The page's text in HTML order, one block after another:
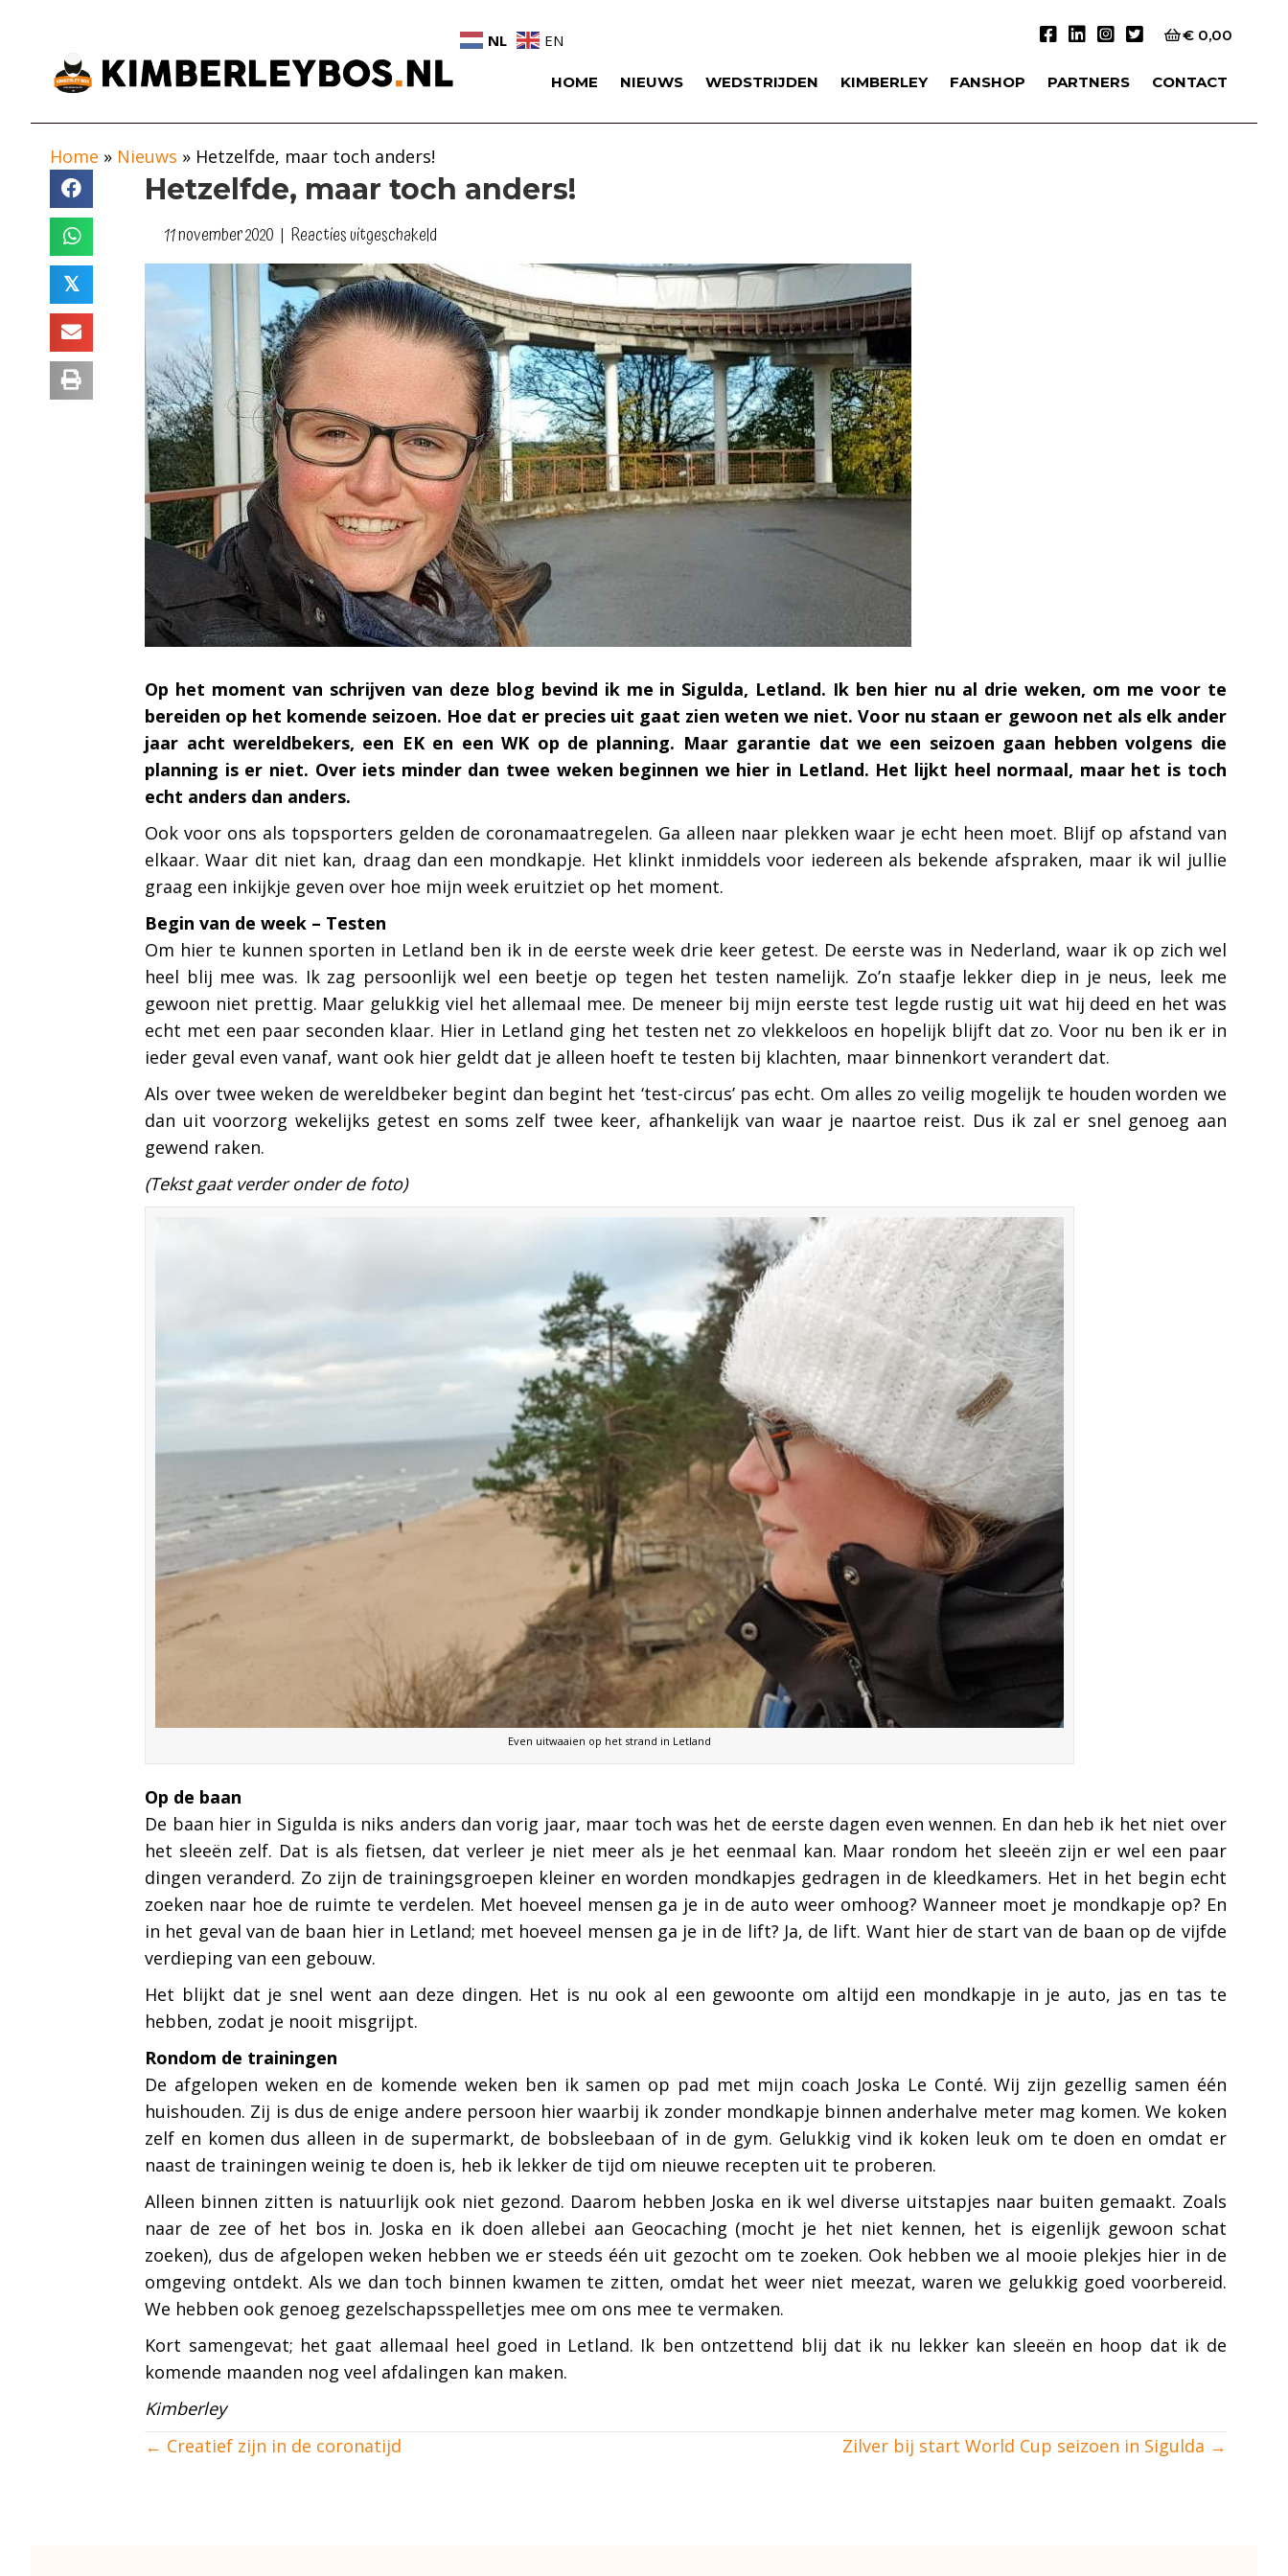
NL EN € 0,00
HOME NIEUWS WEDSTRIJDEN KIMBERLEY FANSHOP PARTNERS CONTACT
Home » Nieuws » Hetzelfde, maar toch anders!
𝕏
Hetzelfde, maar toch anders!
11 november 2020 | Reacties uitgeschakeld
Hetzelfde,
maar
toch
anders!
Op het moment van schrijven van deze blog bevind ik me in Sigulda, Letland. Ik ben hier nu al drie weken, om me voor te
bereiden op het komende seizoen. Hoe dat er precies uit gaat zien weten we niet. Voor nu staan er gewoon net als elk ander
jaar acht wereldbekers, een EK en een WK op de planning. Maar garantie dat we een seizoen gaan hebben volgens die
planning is er niet. Over iets minder dan twee weken beginnen we hier in Letland. Het lijkt heel normaal, maar het is toch
echt anders dan anders.
Ook voor ons als topsporters gelden de coronamaatregelen. Ga alleen naar plekken waar je echt heen moet. Blijf op afstand van
elkaar. Waar dit niet kan, draag dan een mondkapje. Het klinkt inmiddels voor iedereen als bekende afspraken, maar ik wil jullie
graag een inkijkje geven over hoe mijn week eruitziet op het moment.
Begin van de week – Testen
Om hier te kunnen sporten in Letland ben ik in de eerste week drie keer getest. De eerste was in Nederland, waar ik op zich wel
heel blij mee was. Ik zag persoonlijk wel een beetje op tegen het testen namelijk. Zo’n staafje lekker diep in je neus, leek me
gewoon niet prettig. Maar gelukkig viel het allemaal mee. De meneer bij mijn eerste test legde rustig uit wat hij deed en het was
echt met een paar seconden klaar. Hier in Letland ging het testen net zo vlekkeloos en hopelijk blijft dat zo. Voor nu ben ik er in
ieder geval even vanaf, want ook hier geldt dat je alleen hoeft te testen bij klachten, maar binnenkort verandert dat.
Als over twee weken de wereldbeker begint dan begint het ‘test-circus’ pas echt. Om alles zo veilig mogelijk te houden worden we
dan uit voorzorg wekelijks getest en soms zelf twee keer, afhankelijk van waar je naartoe reist. Dus ik zal er snel genoeg aan
gewend raken.
(Tekst gaat verder onder de foto)
Even uitwaaien op het strand in Letland
Op de baan
De baan hier in Sigulda is niks anders dan vorig jaar, maar toch was het de eerste dagen even wennen. En dan heb ik het niet over
het sleeën zelf. Dat is als fietsen, dat verleer je niet meer als je het eenmaal kan. Maar rondom het sleeën zijn er wel een paar
dingen veranderd. Zo zijn de trainingsgroepen kleiner en worden mondkapjes gedragen in de kleedkamers. Het in het begin echt
zoeken naar hoe de ruimte te verdelen. Met hoeveel mensen ga je in de auto weer omhoog? Wanneer moet je mondkapje op? En
in het geval van de baan hier in Letland; met hoeveel mensen ga je in de lift? Ja, de lift. Want hier de start van de baan op de vijfde
verdieping van een gebouw.
Het blijkt dat je snel went aan deze dingen. Het is nu ook al een gewoonte om altijd een mondkapje in je auto, jas en tas te
hebben, zodat je nooit misgrijpt.
Rondom de trainingen
De afgelopen weken en de komende weken ben ik samen op pad met mijn coach Joska Le Conté. Wij zijn gezellig samen één
huishouden. Zij is dus de enige andere persoon hier waarbij ik zonder mondkapje binnen anderhalve meter mag komen. We koken
zelf en komen dus alleen in de supermarkt, de bobsleebaan of in de gym. Gelukkig vind ik koken leuk om te doen en omdat er
naast de trainingen weinig te doen is, heb ik lekker de tijd om nieuwe recepten uit te proberen.
Alleen binnen zitten is natuurlijk ook niet gezond. Daarom hebben Joska en ik wel diverse uitstapjes naar buiten gemaakt. Zoals
naar de zee of het bos in. Joska en ik doen allebei aan Geocaching (mocht je het niet kennen, het is eigenlijk gewoon schat
zoeken), dus de afgelopen weken hebben we er steeds één uit gezocht om te zoeken. Ook hebben we al mooie plekjes hier in de
omgeving ontdekt. Als we dan toch binnen kwamen te zitten, omdat het weer niet meezat, waren we gelukkig goed voorbereid.
We hebben ook genoeg gezelschapsspelletjes mee om ons mee te vermaken.
Kort samengevat; het gaat allemaal heel goed in Letland. Ik ben ontzettend blij dat ik nu lekker kan sleeën en hoop dat ik de
komende maanden nog veel afdalingen kan maken.
Kimberley
Posts
← Creatief zijn in de coronatijd Zilver bij start World Cup seizoen in Sigulda →